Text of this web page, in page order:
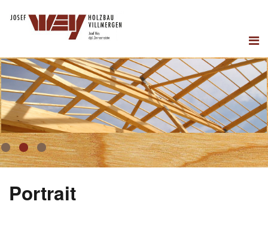
1 2 3
Portrait